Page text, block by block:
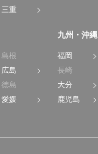
三重
島根
広島
徳島
愛媛
九州・沖縄
福岡
長崎
大分
鹿児島